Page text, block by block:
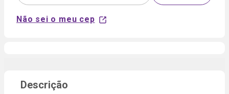
em até 5x
disponível
vendidos e
Aprovação
Disponível
para
compra no
Não sei o meu cep